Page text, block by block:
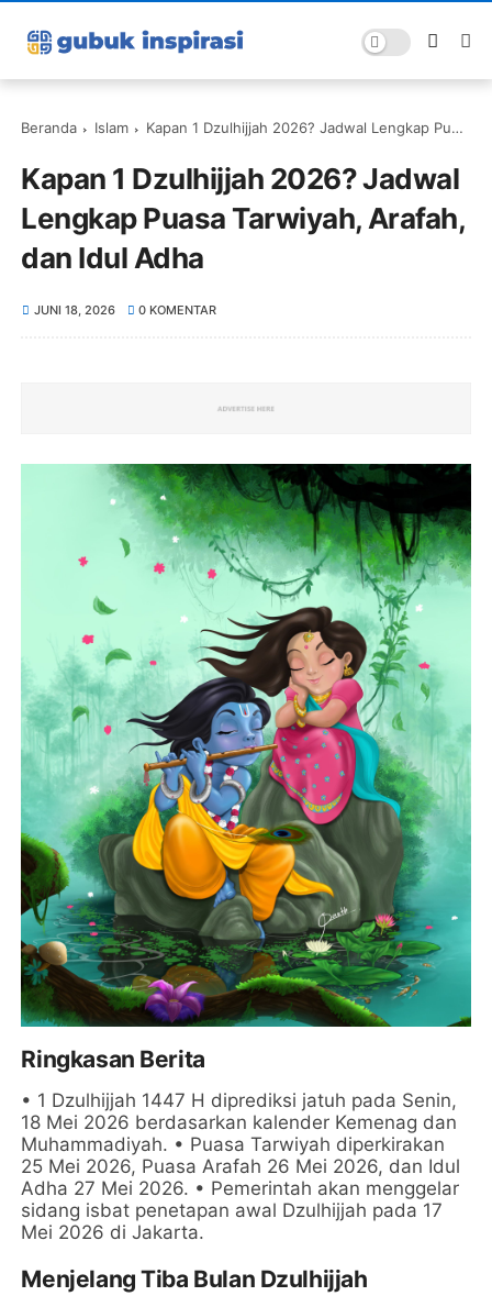
Beranda Islam Kapan 1 Dzulhijjah 2026? Jadwal Lengkap Puasa Tarwiyah, Arafah, dan Idul Adha
Kapan 1 Dzulhijjah 2026? Jadwal
Lengkap Puasa Tarwiyah, Arafah,
dan Idul Adha
JUNI 18, 2026 0 KOMENTAR
Ringkasan Berita
• 1 Dzulhijjah 1447 H diprediksi jatuh pada Senin,
18 Mei 2026 berdasarkan kalender Kemenag dan
Muhammadiyah. • Puasa Tarwiyah diperkirakan
25 Mei 2026, Puasa Arafah 26 Mei 2026, dan Idul
Adha 27 Mei 2026. • Pemerintah akan menggelar
sidang isbat penetapan awal Dzulhijjah pada 17
Mei 2026 di Jakarta.
Menjelang Tiba Bulan Dzulhijjah